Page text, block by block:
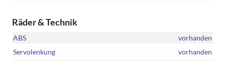
Räder & Technik
ABS
vorhanden
Servolenkung
vorhanden